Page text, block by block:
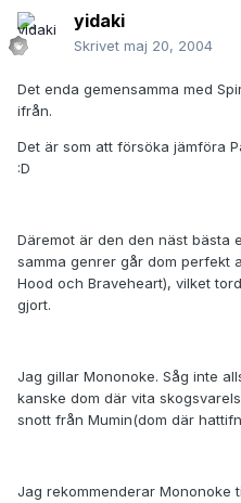
yidaki
Skrivet maj 20, 2004
Det enda gemensamma med
ifrån.
Det är som att försöka jämföra
:D
Däremot är den den näst bästa
samma genrer går dom perfekt
Hood och Braveheart), vilket
gjort.
Jag gillar Mononoke. Såg inte
kanske dom där vita
snott från Mumin(dom där
Jag rekommenderar Mononoke